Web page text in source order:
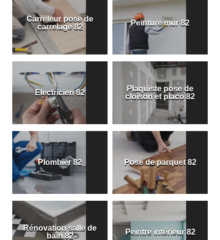
Carreleur pose de
carrelage 82
Peinture mur 82
Electricien 82
Plaquiste pose de
cloison et placo 82
Plombier 82 Pose de parquet 82
Rénovation salle de
bain 82
Peintre intérieur 82